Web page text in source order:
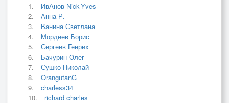
ИвАнов Nick-Yves
Анна Р.
Ванина Светлана
Мордеев Борис
Сергеев Генрих
Бачурин Олег
Сушко Николай
OrangutanG
charless34
richard charles